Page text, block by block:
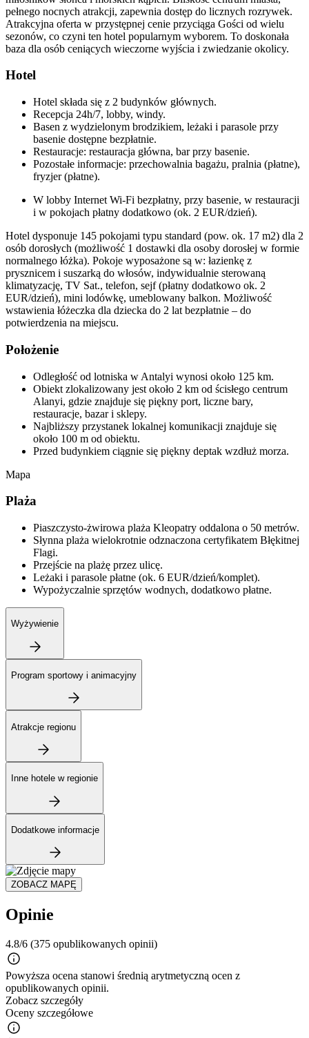
pełnego nocnych atrakcji, zapewnia dostęp do licznych rozrywek.
Atrakcyjna oferta w przystępnej cenie przyciąga Gości od wielu
sezonów, co czyni ten hotel popularnym wyborem. To doskonała
baza dla osób ceniących wieczorne wyjścia i zwiedzanie okolicy.
Hotel
Hotel składa się z 2 budynków głównych.
Recepcja 24h/7, lobby, windy.
Basen z wydzielonym brodzikiem, leżaki i parasole przy
basenie dostępne bezpłatnie.
Restauracje: restauracja główna, bar przy basenie.
Pozostałe informacje: przechowalnia bagażu, pralnia (płatne),
fryzjer (płatne).
W lobby Internet Wi-Fi bezpłatny, przy basenie, w restauracji
i w pokojach płatny dodatkowo (ok. 2 EUR/dzień).
Hotel dysponuje 145 pokojami typu standard (pow. ok. 17 m2) dla 2
osób dorosłych (możliwość 1 dostawki dla osoby dorosłej w formie
normalnego łóżka). Pokoje wyposażone są w: łazienkę z
prysznicem i suszarką do włosów, indywidualnie sterowaną
klimatyzację, TV Sat., telefon, sejf (płatny dodatkowo ok. 2
EUR/dzień), mini lodówkę, umeblowany balkon. Możliwość
wstawienia łóżeczka dla dziecka do 2 lat bezpłatnie – do
potwierdzenia na miejscu.
Położenie
Odległość od lotniska w Antalyi wynosi około 125 km.
Obiekt zlokalizowany jest około 2 km od ścisłego centrum
Alanyi, gdzie znajduje się piękny port, liczne bary,
restauracje, bazar i sklepy.
Najbliższy przystanek lokalnej komunikacji znajduje się
około 100 m od obiektu.
Przed budynkiem ciągnie się piękny deptak wzdłuż morza.
Mapa
Plaża
Piaszczysto-żwirowa plaża Kleopatry oddalona o 50 metrów.
Słynna plaża wielokrotnie odznaczona certyfikatem Błękitnej
Flagi.
Przejście na plażę przez ulicę.
Leżaki i parasole płatne (ok. 6 EUR/dzień/komplet).
Wypożyczalnie sprzętów wodnych, dodatkowo płatne.
Wyżywienie
Program sportowy i animacyjny
Atrakcje regionu
Inne hotele w regionie
Dodatkowe informacje
ZOBACZ MAPĘ
Opinie
4.8/6 (375 opublikowanych opinii)
Powyższa ocena stanowi średnią arytmetyczną ocen z
opublikowanych opinii.
Zobacz szczegóły
Oceny szczegółowe